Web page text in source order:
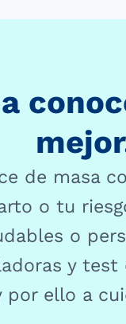
de masa
o tu
o
y
por ello a